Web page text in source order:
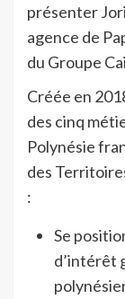
présenter
agence de
du Groupe
Créée en
des cinq
Polynésie
des
:
Se
d’intérêt